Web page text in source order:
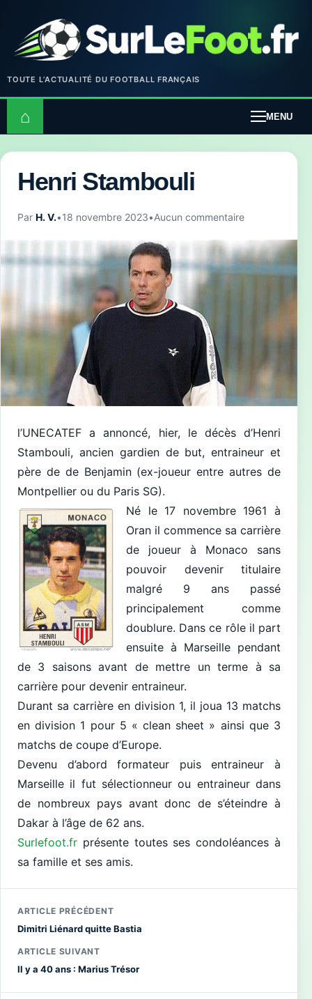
TOUTE L’ACTUALITÉ DU FOOTBALL FRANÇAIS
⌂ MENU
Henri Stambouli
Par H. V.•18 novembre 2023•Aucun commentaire
l’UNECATEF a annoncé, hier, le décès d’Henri
Stambouli, ancien gardien de but, entraineur et
père de de Benjamin (ex-joueur entre autres de
Montpellier ou du Paris SG).
Né le 17 novembre 1961 à
Oran il commence sa carrière
de joueur à Monaco sans
pouvoir devenir titulaire
malgré 9 ans passé
principalement comme
doublure. Dans ce rôle il part
ensuite à Marseille pendant
de 3 saisons avant de mettre un terme à sa
carrière pour devenir entraineur.
Durant sa carrière en division 1, il joua 13 matchs
en division 1 pour 5 « clean sheet » ainsi que 3
matchs de coupe d’Europe.
Devenu d’abord formateur puis entraineur à
Marseille il fut sélectionneur ou entraineur dans
de nombreux pays avant donc de s’éteindre à
Dakar à l’âge de 62 ans.
Surlefoot.fr présente toutes ses condoléances à
sa famille et ses amis.
ARTICLE PRÉCÉDENT
Dimitri Liénard quitte Bastia
ARTICLE SUIVANT
Il y a 40 ans : Marius Trésor